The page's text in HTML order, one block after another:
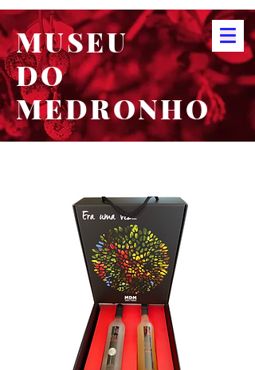
MUSEU
DO
MEDRONHO